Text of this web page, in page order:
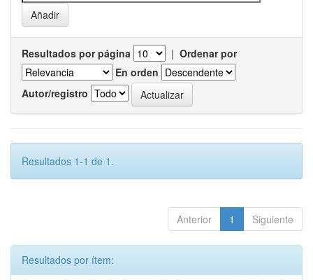
Resultados por página | Ordenar por
En orden
Autor/registro
Resultados 1-1 de 1.
Anterior 1 Siguiente
Resultados por ítem: